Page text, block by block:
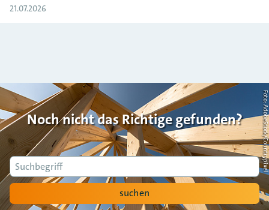
21.07.2026
Noch nicht das Richtige gefunden?
Suche
suchen
Foto: AdobeStock/Countrypixel